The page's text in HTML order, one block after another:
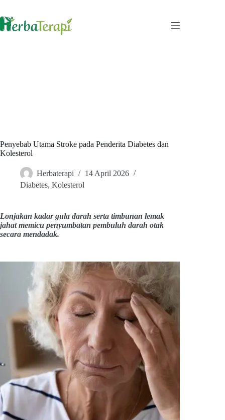
content
Penyebab Utama Stroke pada Penderita Diabetes dan
Kolesterol
Herbaterapi
14 April 2026
Diabetes, Kolesterol
Lonjakan kadar gula darah serta timbunan lemak
jahat memicu penyumbatan pembuluh darah otak
secara mendadak.